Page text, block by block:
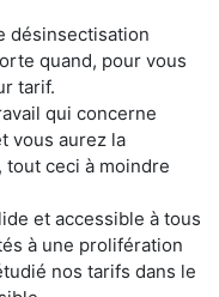
désinsectisation
quand, pour vous
tarif.
qui concerne
vous aurez la
ceci à moindre
et accessible à tous
à une prolifération
nos tarifs dans le